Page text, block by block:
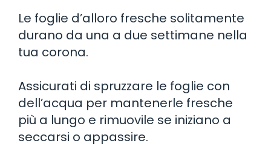
Le foglie d’alloro fresche solitamente
durano da una a due settimane nella
tua corona.
Assicurati di spruzzare le foglie con
dell’acqua per mantenerle fresche
più a lungo e rimuovile se iniziano a
seccarsi o appassire.